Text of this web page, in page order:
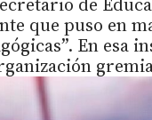
que puso en
En esa